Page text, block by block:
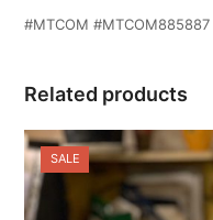
#MTCOM #MTCOM885887
Related products
SALE